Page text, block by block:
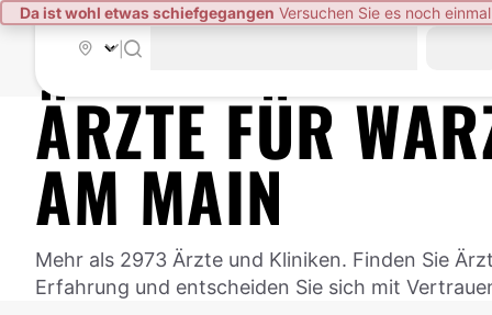
Da ist wohl etwas schiefgegangen Versuchen Sie es noch einmal
ÄRZTE FÜR
AM MAIN
Mehr als 2973 Ärzte und Kliniken. Finden Sie
Erfahrung und entscheiden Sie sich mit